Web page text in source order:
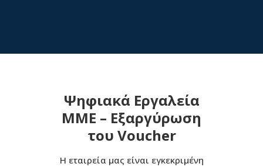
Ψηφιακά Εργαλεία
ΜΜΕ – Εξαργύρωση
του Voucher
Η εταιρεία μας είναι εγκεκριμένη